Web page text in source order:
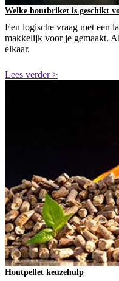
Welke houtbriket is geschikt
Een logische vraag met een
makkelijk voor je gemaakt.
elkaar.
Lees verder >
Houtpellet keuzehulp